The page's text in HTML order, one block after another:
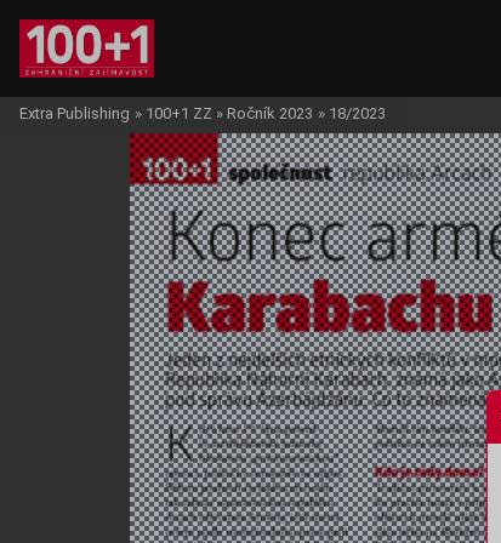
Extra Publishing » 100+1 ZZ » Ročník 2023 » 18/2023